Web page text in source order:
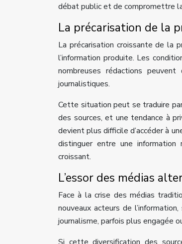
débat public et de compromettre
La précarisation de la
La précarisation croissante de la
l’information produite. Les
nombreuses rédactions
journalistiques.
Cette situation peut se traduire
des sources, et une tendance à
devient plus difficile d’accéder à
distinguer entre une
croissant.
L’essor des médias
Face à la crise des médias
nouveaux acteurs de
journalisme, parfois plus engagée